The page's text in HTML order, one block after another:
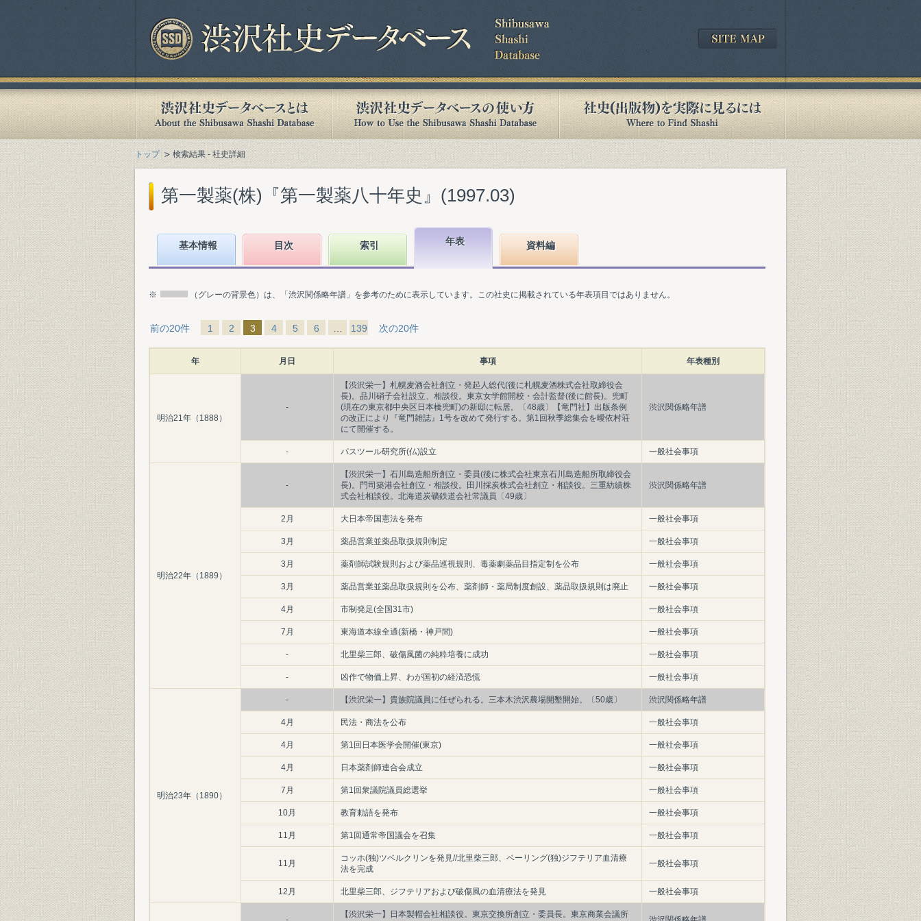
トップ 検索結果 - 社史詳細
第一製薬(株)『第一製薬八十年史』(1997.03)
基本情報 目次 索引 年表 資料編
※ （グレーの背景色）は、「渋沢関係略年譜」を参考のために表示しています。この社史に掲載されている年表項目ではありません。
前の20件 1 2 3 4 5 6 139 次の20件
年 月日 事項 年表種別
明治21年（1888）
-
【渋沢栄一】札幌麦酒会社創立・発起人総代(後に札幌麦酒株式会社取締役会
長)。品川硝子会社設立、相談役。東京女学館開校・会計監督(後に館長)。兜町
(現在の東京都中央区日本橋兜町)の新邸に転居。〔48歳〕【竜門社】出版条例
の改正により『竜門雑誌』1号を改めて発行する。第1回秋季総集会を曖依村荘
にて開催する。
渋沢関係略年譜
- パスツール研究所(仏)設立 一般社会事項
明治22年（1889）
-
【渋沢栄一】石川島造船所創立・委員(後に株式会社東京石川島造船所取締役会
長)。門司築港会社創立・相談役。田川採炭株式会社創立・相談役。三重紡績株
式会社相談役。北海道炭礦鉄道会社常議員〔49歳〕
渋沢関係略年譜
2月 大日本帝国憲法を発布 一般社会事項
3月 薬品営業並薬品取扱規則制定 一般社会事項
3月 薬剤師試験規則および薬品巡視規則、毒薬劇薬品目指定制を公布 一般社会事項
3月 薬品営業並薬品取扱規則を公布、薬剤師・薬局制度創設、薬品取扱規則は廃止 一般社会事項
4月 市制発足(全国31市) 一般社会事項
7月 東海道本線全通(新橋・神戸間) 一般社会事項
- 北里柴三郎、破傷風菌の純粋培養に成功 一般社会事項
- 凶作で物価上昇、わが国初の経済恐慌 一般社会事項
明治23年（1890）
- 【渋沢栄一】貴族院議員に任ぜられる。三本木渋沢農場開墾開始。〔50歳〕 渋沢関係略年譜
4月 民法・商法を公布 一般社会事項
4月 第1回日本医学会開催(東京) 一般社会事項
4月 日本薬剤師連合会成立 一般社会事項
7月 第1回衆議院議員総選挙 一般社会事項
10月 教育勅語を発布 一般社会事項
11月 第1回通常帝国議会を召集 一般社会事項
11月
コッホ(独)ツベルクリンを発見//北里柴三郎、ベーリング(独)ジフテリア血清療
法を完成
一般社会事項
12月 北里柴三郎、ジフテリアおよび破傷風の血清療法を発見 一般社会事項
【渋沢栄一】日本製帽会社相談役。東京交換所創立・委員長。東京商業会議所